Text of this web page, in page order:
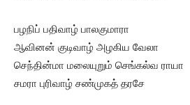
பழநிப் பதிவாழ் பாலகுமாரா
ஆவினன் குடிவாழ் அழகிய வேலா
செந்தின்மா மலையுறும் செங்கல்வ ராயா
சமரா புரிவாழ் சண்முகத் தரசே